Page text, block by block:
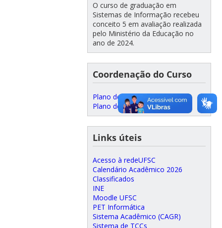
O curso de graduação em
Sistemas de Informação recebeu
conceito 5 em avaliação realizada
pelo Ministério da Educação no
ano de 2024.
Coordenação do Curso
Plano de ação (2024 – 2025)
Plano de Ação (2026-2028)
Links úteis
Acesso à redeUFSC
Calendário Acadêmico 2026
Classificados
INE
Moodle UFSC
PET Informática
Sistema Acadêmico (CAGR)
Sistema de TCCs